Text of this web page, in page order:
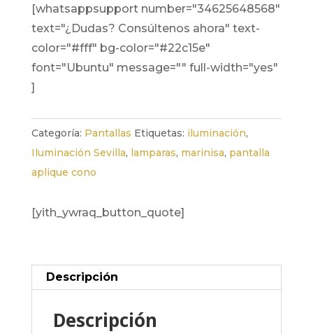
[whatsappsupport number="34625648568"
text="¿Dudas? Consúltenos ahora" text-
color="#fff" bg-color="#22c15e"
font="Ubuntu" message="" full-width="yes"
]
Categoría: Pantallas Etiquetas: iluminación,
Iluminación Sevilla, lamparas, marinisa, pantalla
aplique cono
[yith_ywraq_button_quote]
Descripción
Descripción